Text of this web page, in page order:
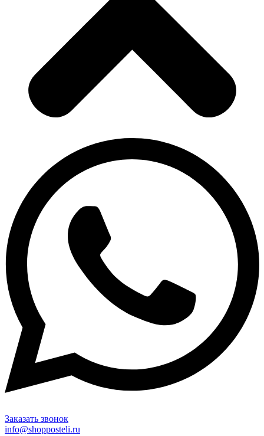
Заказать звонок
info@shopposteli.ru